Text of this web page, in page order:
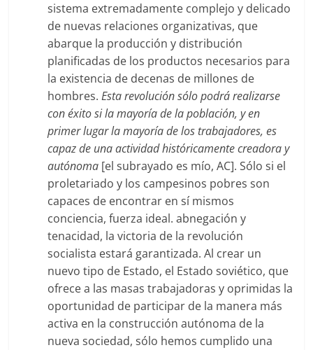
sistema extremadamente complejo y delicado
de nuevas relaciones organizativas, que
abarque la producción y distribución
planificadas de los productos necesarios para
la existencia de decenas de millones de
hombres.Esta revolución sólo podrá realizarse
con éxito si la mayoría de la población, y en
primer lugar la mayoría de los trabajadores, es
capaz de una actividad históricamente creadora y
autónoma [el subrayado es mío, AC]. Sólo si el
proletariado y los campesinos pobres son
capaces de encontrar en sí mismos
conciencia, fuerza ideal. abnegación y
tenacidad, la victoria de la revolución
socialista estará garantizada. Al crear un
nuevo tipo de Estado, el Estado soviético, que
ofrece a las masas trabajadoras y oprimidas la
oportunidad de participar de la manera más
activa en la construcción autónoma de la
nueva sociedad, sólo hemos cumplido una